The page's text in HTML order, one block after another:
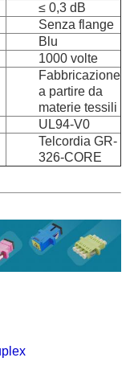
≤ 0,3 dB
Senza flange
Blu
1000 volte
Fabbricazione
a partire da
materie tessili
UL94-V0
Telcordia GR-
326-CORE